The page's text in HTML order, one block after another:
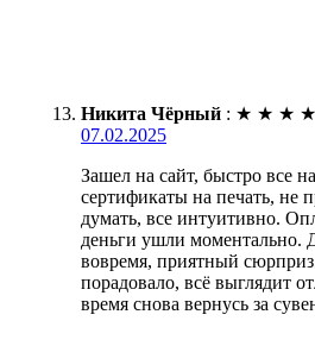
Никита Чёрный : ★ ★ ★ ★
07.02.2025
Зашел на сайт, быстро все
сертификаты на печать, не
думать, все интуитивно.
деньги ушли моментально.
вовремя, приятный
порадовало, всё выглядит
время снова вернусь за